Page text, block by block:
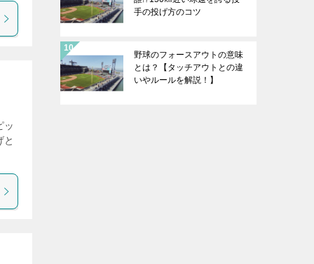
ッ
と
手の投げ方のコツ
野球のフォースアウトの意味
とは？【タッチアウトとの違
いやルールを解説！】